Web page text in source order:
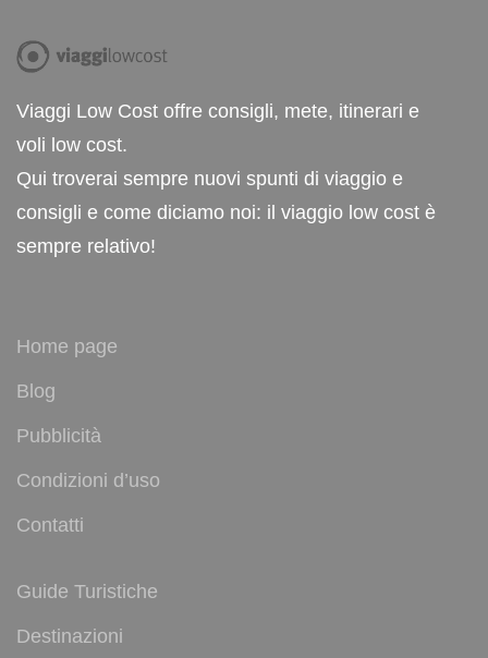
Viaggi Low Cost offre consigli, mete, itinerari e
voli low cost.
Qui troverai sempre nuovi spunti di viaggio e
consigli e come diciamo noi: il viaggio low cost è
sempre relativo!
Home page
Blog
Pubblicità
Condizioni d’uso
Contatti
Guide Turistiche
Destinazioni